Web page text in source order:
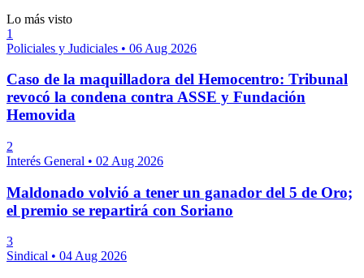
Lo más visto
1
Policiales y Judiciales • 06 Aug 2026
Caso de la maquilladora del Hemocentro: Tribunal
revocó la condena contra ASSE y Fundación
Hemovida
2
Interés General • 02 Aug 2026
Maldonado volvió a tener un ganador del 5 de Oro;
el premio se repartirá con Soriano
3
Sindical • 04 Aug 2026